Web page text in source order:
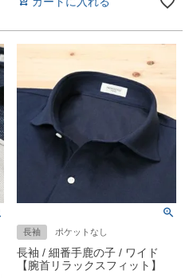
長袖 ポケットなし
長袖 / 細番手鹿の子 / ワイド
【腕首リラックスフィット】